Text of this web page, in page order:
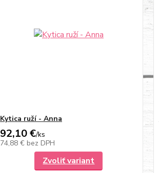
Kytica ruží - Anna
92,10 €/ks
74,88 € bez DPH
Zvoliť variant